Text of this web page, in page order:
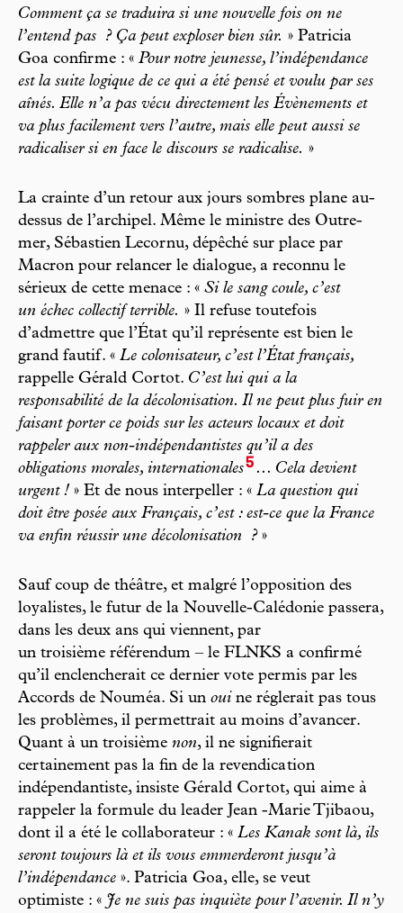
Comment ça se traduira si une nouvelle fois on ne
l’entend pas
? Ça peut exploser bien sûr. » Patricia
Goa confirme : « Pour notre jeunesse, l’indépendance
est la suite logique de ce qui a été pensé et voulu par ses
aînés. Elle n’a pas vécu directement les Évènements et
va plus facilement vers l’autre, mais elle peut aussi se
radicaliser si en face le discours se radicalise. »
La crainte d’un retour aux jours sombres plane au-
dessus de l’archipel. Même le ministre des Outre-
mer, Sébastien Lecornu, dépêché sur place par
Macron pour relancer le dialogue, a reconnu le
sérieux de cette menace : « Si le sang coule, c’est
un échec collectif terrible. » Il refuse toutefois
d’admettre que l’État qu’il représente est bien le
grand fautif. « Le colonisateur, c’est l’État français,
rappelle Gérald Cortot. C’est lui qui a la
responsabilité de la décolonisation. Il ne peut plus fuir en
faisant porter ce poids sur les acteurs locaux et doit
rappeler aux non-indépendantistes qu’il a des
obligations morales, internationales5 ... Cela devient
urgent ! » Et de nous interpeller : « La question qui
doit être posée aux Français, c’est : est-ce que la France
va enfin réussir une décolonisation
?»
Sauf coup de théâtre, et malgré l’opposition des
loyalistes, le futur de la Nouvelle-Calédonie passera,
dans les deux ans qui viennent, par
un troisième référendum – le FLNKS a confirmé
qu’il enclencherait ce dernier vote permis par les
Accords de Nouméa. Si un oui ne réglerait pas tous
les problèmes, il permettrait au moins d’avancer.
Quant à un troisième non, il ne signifierait
certainement pas la fin de la revendica tion
indépendantiste, insiste Gérald Cortot, qui aime à
rappeler la formule du leader Jean -Marie Tjibaou,
dont il a été le collaborateur : « Les Kanak sont là, ils
seront toujours là et ils vous emmerderont jusqu’à
l’indépendance ». Patricia Goa, elle, se veut
optimiste : « Je ne suis pas inquiète pour l’avenir. Il n’y